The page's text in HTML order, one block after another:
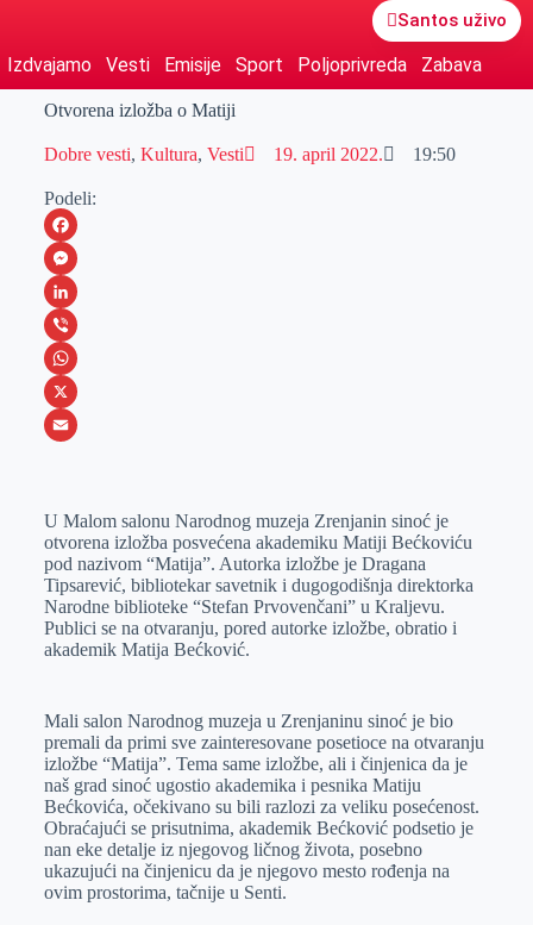
Santos uživo
Izdvajamo Vesti Emisije Sport Poljoprivreda Zabava
Otvorena izložba o Matiji
Dobre vesti, Kultura, Vesti 19. april 2022. 19:50
Podeli:
F
a
c
e
b
o
M
e
s
s
e
e
r
L
i
n
k
I
n
V
i
b
W
h
s
A
p
p
X
a
i
l
U Malom salonu Narodnog muzeja Zrenjanin sinoć je
otvorena izložba posvećena akademiku Matiji Bećkoviću
pod nazivom “Matija”. Autorka izložbe je Dragana
Tipsarević, bibliotekar savetnik i dugogodišnja direktorka
Narodne biblioteke “Stefan Prvovenčani” u Kraljevu.
Publici se na otvaranju, pored autorke izložbe, obratio i
akademik Matija Bećković.
Mali salon Narodnog muzeja u Zrenjaninu sinoć je bio
premali da primi sve zainteresovane posetioce na otvaranju
izložbe “Matija”. Tema same izložbe, ali i činjenica da je
naš grad sinoć ugostio akademika i pesnika Matiju
Bećkovića, očekivano su bili razlozi za veliku posećenost.
Obraćajući se prisutnima, akademik Bećković podsetio je
nan eke detalje iz njegovog ličnog života, posebno
ukazujući na činjenicu da je njegovo mesto rođenja na
ovim prostorima, tačnije u Senti.